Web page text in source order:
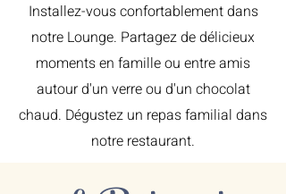
Installez-vous confortablement dans
notre Lounge. Partagez de délicieux
moments en famille ou entre amis
autour d'un verre ou d'un chocolat
chaud. Dégustez un repas familial dans
notre restaurant.